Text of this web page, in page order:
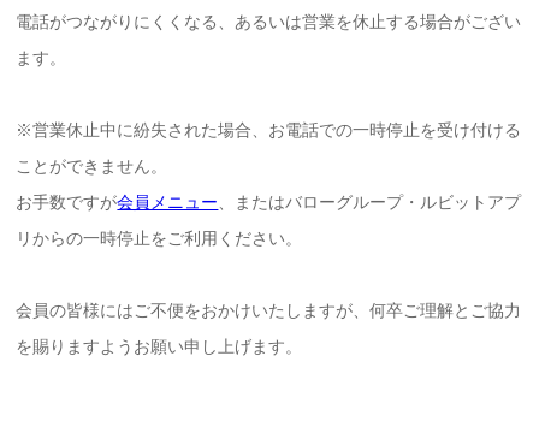
電話がつながりにくくなる、あるいは営業を休止する場合がござい
ます。
※営業休止中に紛失された場合、お電話での一時停止を受け付ける
ことができません。
お手数ですが会員メニュー 、またはバローグループ・ルビットアプ
リからの一時停止をご利用ください。
会員の皆様にはご不便をおかけいたしますが、何卒ご理解とご協力
を賜りますようお願い申し上げます。